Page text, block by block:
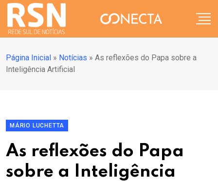
Página Inicial » Notícias » As reflexões do Papa sobre a
Inteligência Artificial
MÁRIO LUCHETTA
As reflexões do Papa
sobre a Inteligência